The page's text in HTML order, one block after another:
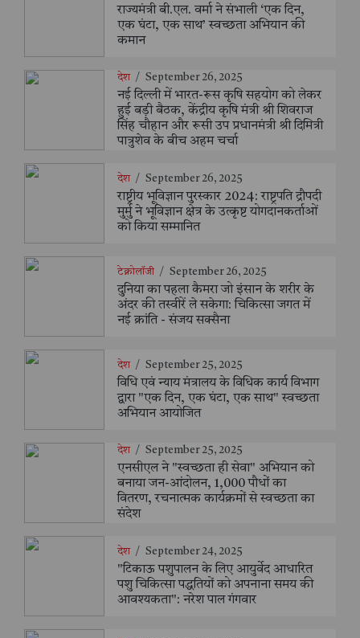
राज्यमंत्री बी.एल. वर्मा ने संभाली ‘एक दिन,
एक घंटा, एक साथ’ स्वच्छता अभियान की
कमान
देश / September 26, 2025
नई दिल्ली में भारत-रूस कृषि सहयोग को लेकर
हुई बड़ी बैठक, केंद्रीय कृषि मंत्री श्री शिवराज
सिंह चौहान और रूसी उप प्रधानमंत्री श्री दिमित्री
पात्रुशेव के बीच अहम चर्चा
देश / September 26, 2025
राष्ट्रीय भूविज्ञान पुरस्कार 2024: राष्ट्रपति द्रौपदी
मुर्मु ने भूविज्ञान क्षेत्र के उत्कृष्ट योगदानकर्ताओं
को किया सम्मानित
टेक्नोलॉजी / September 26, 2025
दुनिया का पहला कैमरा जो इंसान के शरीर के
अंदर की तस्वीरें ले सकेगा: चिकित्सा जगत में
नई क्रांति - संजय सक्सैना
देश / September 25, 2025
विधि एवं न्याय मंत्रालय के विधिक कार्य विभाग
द्वारा "एक दिन, एक घंटा, एक साथ" स्वच्छता
अभियान आयोजित
देश / September 25, 2025
एनसीएल ने "स्वच्छता ही सेवा" अभियान को
बनाया जन-आंदोलन, 1,000 पौधों का
वितरण, रचनात्मक कार्यक्रमों से स्वच्छता का
संदेश
देश / September 24, 2025
"टिकाऊ पशुपालन के लिए आयुर्वेद आधारित
पशु चिकित्सा पद्धतियों को अपनाना समय की
आवश्यकता": नरेश पाल गंगवार